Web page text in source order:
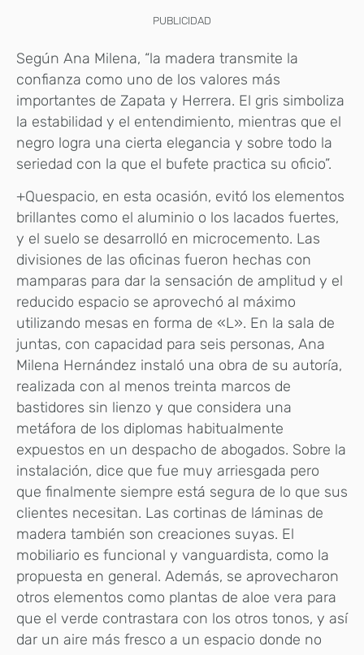
PUBLICIDAD
Según Ana Milena, “la madera transmite la
confianza como uno de los valores más
importantes de Zapata y Herrera. El gris simboliza
la estabilidad y el entendimiento, mientras que el
negro logra una cierta elegancia y sobre todo la
seriedad con la que el bufete practica su oficio”.
+Quespacio, en esta ocasión, evitó los elementos
brillantes como el aluminio o los lacados fuertes,
y el suelo se desarrolló en microcemento. Las
divisiones de las oficinas fueron hechas con
mamparas para dar la sensación de amplitud y el
reducido espacio se aprovechó al máximo
utilizando mesas en forma de «L». En la sala de
juntas, con capacidad para seis personas, Ana
Milena Hernández instaló una obra de su autoría,
realizada con al menos treinta marcos de
bastidores sin lienzo y que considera una
metáfora de los diplomas habitualmente
expuestos en un despacho de abogados. Sobre la
instalación, dice que fue muy arriesgada pero
que finalmente siempre está segura de lo que sus
clientes necesitan. Las cortinas de láminas de
madera también son creaciones suyas. El
mobiliario es funcional y vanguardista, como la
propuesta en general. Además, se aprovecharon
otros elementos como plantas de aloe vera para
que el verde contrastara con los otros tonos, y así
dar un aire más fresco a un espacio donde no